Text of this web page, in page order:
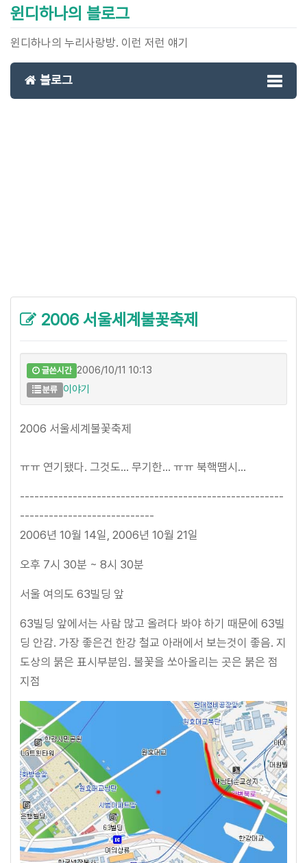
윈디하나의 블로그
윈디하나의 누리사랑방. 이런 저런 얘기
블로그
2006 서울세계불꽃축제
글쓴시간 2006/10/11 10:13
분류 이야기
2006 서울세계불꽃축제
ㅠㅠ 연기됐다. 그것도... 무기한... ㅠㅠ 북핵땜시...
-------------------------------------------------------
----------------------------
2006년 10월 14일, 2006년 10월 21일
오후 7시 30분 ~ 8시 30분
서울 여의도 63빌딩 앞
63빌딩 앞에서는 사람 많고 올려다 봐야 하기 때문에 63빌
딩 안감. 가장 좋은건 한강 철교 아래에서 보는것이 좋음. 지
도상의 붉은 표시부분임. 불꽃을 쏘아올리는 곳은 붉은 점
지점